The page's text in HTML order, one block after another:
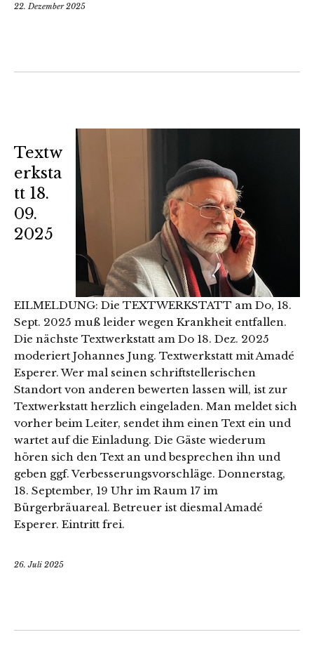
22. Dezember 2025
Textw
erksta
tt 18.
09.
2025
EILMELDUNG: Die TEXTWERKSTATT am Do, 18.
Sept. 2025 muß leider wegen Krankheit entfallen.
Die nächste Textwerkstatt am Do 18. Dez. 2025
moderiert Johannes Jung. Textwerkstatt mit Amadé
Esperer. Wer mal seinen schriftstellerischen
Standort von anderen bewerten lassen will, ist zur
Textwerkstatt herzlich eingeladen. Man meldet sich
vorher beim Leiter, sendet ihm einen Text ein und
wartet auf die Einladung. Die Gäste wiederum
hören sich den Text an und besprechen ihn und
geben ggf. Verbesserungsvorschläge. Donnerstag,
18. September, 19 Uhr im Raum 17 im
Bürgerbräuareal. Betreuer ist diesmal Amadé
Esperer. Eintritt frei.
26. Juli 2025